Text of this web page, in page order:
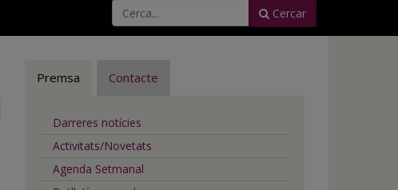
Cercar
Premsa Contacte
Darreres notícies
Activitats/Novetats
Agenda Setmanal